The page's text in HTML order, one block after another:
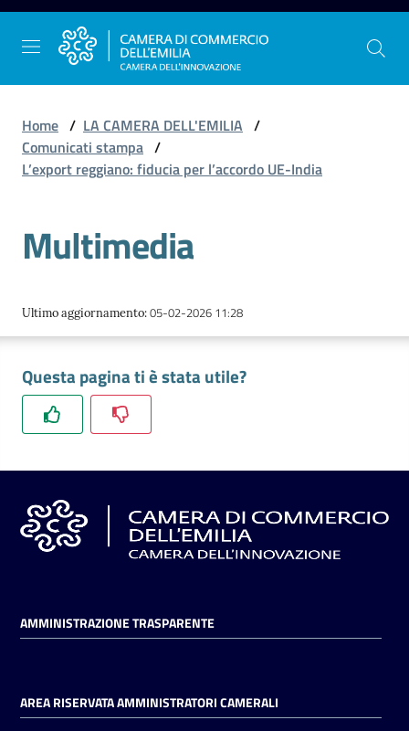
Vai al contenuto
Vai alla navigazione
Vai al footer
dell'Emilia
Gestire
l'impresa
Promuovere
l'impresa
e
Tutelare
il
Consumatore
L'impresa
Home / LA CAMERA DELL'EMILIA /
Comunicati stampa /
L’export reggiano: fiducia per l’accordo UE-India
Multimedia
Ultimo aggiornamento:05-02-2026 11:28
Questa pagina ti è stata utile?
AMMINISTRAZIONE TRASPARENTE
AREA RISERVATA AMMINISTRATORI CAMERALI